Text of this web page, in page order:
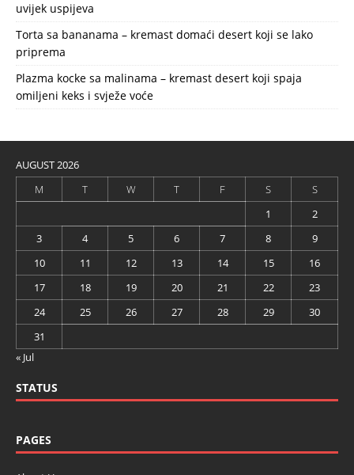
uvijek uspijeva
Torta sa bananama – kremast domaći desert koji se lako
priprema
Plazma kocke sa malinama – kremast desert koji spaja
omiljeni keks i svježe voće
AUGUST 2026
M
T W T F S
S
1
2
3
4 5 6 7 8
9
10
11 12 13 14 15
16
17
18 19 20 21 22
23
24
25 26 27 28 29
30
31
« Jul
STATUS
PAGES